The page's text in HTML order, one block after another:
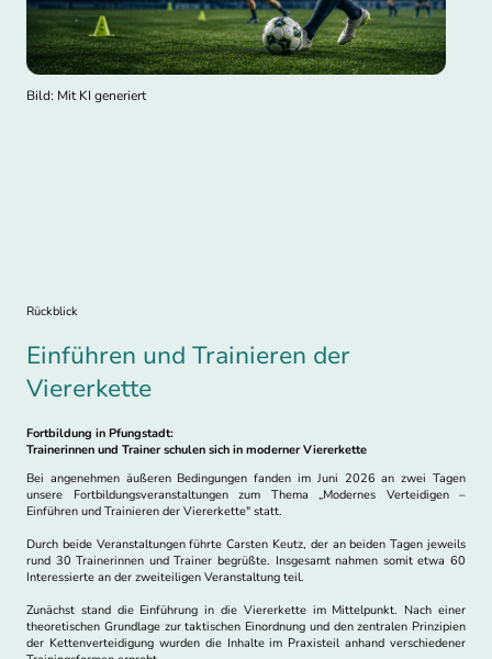
Bild: Mit KI generiert
Rückblick
Einführen und Trainieren der
Viererkette
Fortbildung in Pfungstadt:
Trainerinnen und Trainer schulen sich in moderner Viererkette
Bei angenehmen äußeren Bedingungen fanden im Juni 2026 an zwei Tagen
unsere Fortbildungsveranstaltungen zum Thema „Modernes Verteidigen –
Einführen und Trainieren der Viererkette" statt.
Durch beide Veranstaltungen führte Carsten Keutz, der an beiden Tagen jeweils
rund 30 Trainerinnen und Trainer begrüßte. Insgesamt nahmen somit etwa 60
Interessierte an der zweiteiligen Veranstaltung teil.
Zunächst stand die Einführung in die Viererkette im Mittelpunkt. Nach einer
theoretischen Grundlage zur taktischen Einordnung und den zentralen Prinzipien
der Kettenverteidigung wurden die Inhalte im Praxisteil anhand verschiedener